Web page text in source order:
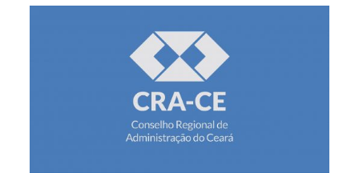
Fórum
Administração
Gestão
De